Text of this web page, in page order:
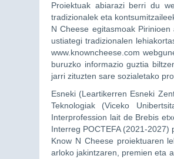
Proiektuak abiarazi berri du
tradizionalek eta
N Cheese egitasmoak
ustiategi tradizionalen
www.knowncheese.com
buruzko informazio guztia
jarri zituzten sare sozialetako
Esneki (Leartikerren Esneki
Teknologiak (Viceko
Interprofession lait de Brebis
Interreg POCTEFA (2021-2027)
Know N Cheese proiektuaren
arloko jakintzaren, premien eta